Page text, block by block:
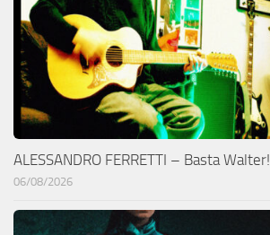
ALESSANDRO FERRETTI – Basta Walter!
06/08/2026